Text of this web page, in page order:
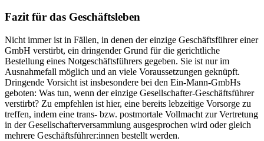
Fazit für das Geschäftsleben
Nicht immer ist in Fällen, in denen der einzige Geschäftsführer einer
GmbH verstirbt, ein dringender Grund für die gerichtliche
Bestellung eines Notgeschäftsführers gegeben. Sie ist nur im
Ausnahmefall möglich und an viele Voraussetzungen geknüpft.
Dringende Vorsicht ist insbesondere bei den Ein-Mann-GmbHs
geboten: Was tun, wenn der einzige Gesellschafter-Geschäftsführer
verstirbt? Zu empfehlen ist hier, eine bereits lebzeitige Vorsorge zu
treffen, indem eine trans- bzw. postmortale Vollmacht zur Vertretung
in der Gesellschafterversammlung ausgesprochen wird oder gleich
mehrere Geschäftsführer:innen bestellt werden.